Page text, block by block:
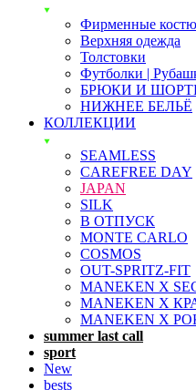
Фирменные
Верхняя одежда
Толстовки
Футболки |
БРЮКИ И
НИЖНЕЕ БЕЛЬЁ
КОЛЛЕКЦИИ
SEAMLESS
CAREFREE DAY
JAPAN
SILK
В ОТПУСК
MONTE CARLO
COSMOS
OUT-SPRITZ-FIT
MANEKEN X
MANEKEN X
MANEKEN X
summer last call
sport
New
bests